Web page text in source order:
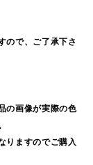
ので、ご了承下さ
の画像が実際の色
りますのでご購入